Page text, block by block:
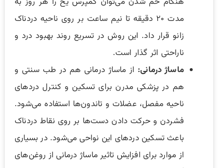
مدت ۲۰ دقیقه تا نیم ساعت بر روی ناحیه دردناک
زانو قرار داد. این روش در تسریع روند بهبود درد و
ناراحتی اثر گذار است.
ماساژ درمانی: از ماساژ درمانی هم در طب سنتی و
هم در پزشکی مدرن برای تسکین و کنترل دردهای
ناحیه مفصل، عضلات و تاندون‌ها استفاده می‌شود.
فشردن و حرکت دادن دست‌ها بر روی نقاط دردناک
باعث تسکین دردهای این نواحی می‌شود‌. در بسیاری
از موارد برای افزایش تاثیر ماساژ درمانی از روغن‌های